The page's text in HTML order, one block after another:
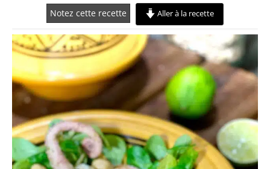
Notez cette recette Aller à la recette